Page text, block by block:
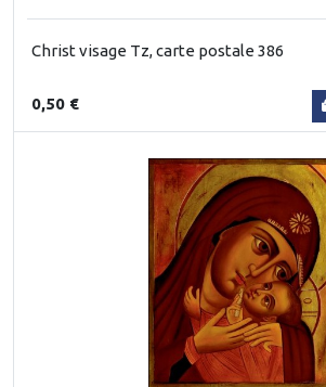
Christ visage Tz, carte postale 386
0,50 €